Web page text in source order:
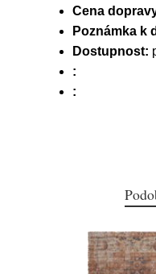
Cena
Poznámka k
Dostupnost:
:
: